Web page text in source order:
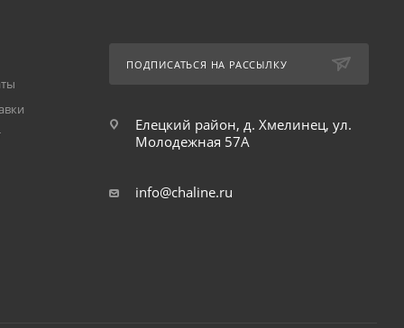
ПОДПИСАТЬСЯ НА РАССЫЛКУ
Елецкий район, д. Хмелинец, ул.
Молодежная 57А
info@chaline.ru